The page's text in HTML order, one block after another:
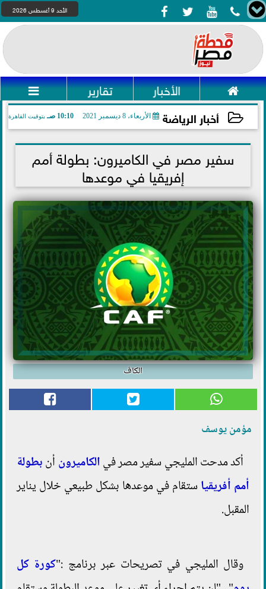
    الأحد 9 أغسطس 2026
 الأخبار تقارير 
أخبار الرياضة الأربعاء، 8 ديسمبر 2021 10:10 صـ بتوقيت القاهرة
2021-12-08 10:10:30سفير مصر في الكاميرون: بطولة أمم
إفريقيا في موعدها
الكاف
مؤمن يوسف
أكد مدحت المليجي سفير مصر فيالكاميرون أنبطولة
أمم أفريقياستقام في موعدها بشكل طبيعي خلال يناير
المقبل.
وقال المليجي في تصريحات عبر برنامج :"كورة كل